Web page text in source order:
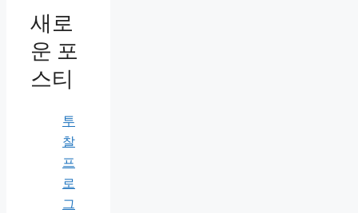
새로
운 포
스티
투
찰
프
로
그